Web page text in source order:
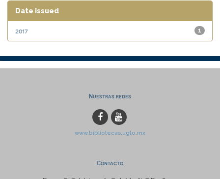
Date issued
1
2017
Nuestras redes
www.bibliotecas.ugto.mx
Contacto